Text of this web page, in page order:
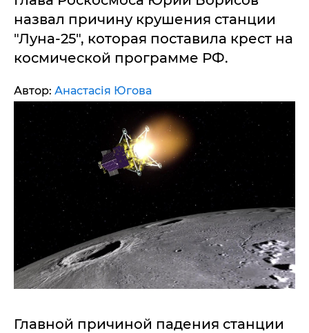
назвал причину крушения станции
"Луна-25", которая поставила крест на
космической программе РФ.
Автор: Анастасія Югова
Главной причиной падения станции